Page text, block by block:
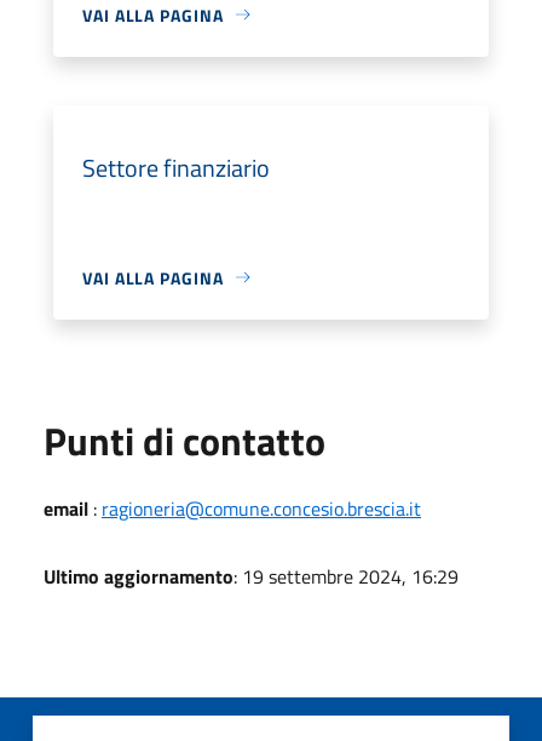
VAI ALLA PAGINA
Settore finanziario
VAI ALLA PAGINA
Punti di contatto
email : ragioneria@comune.concesio.brescia.it
Ultimo aggiornamento: 19 settembre 2024, 16:29